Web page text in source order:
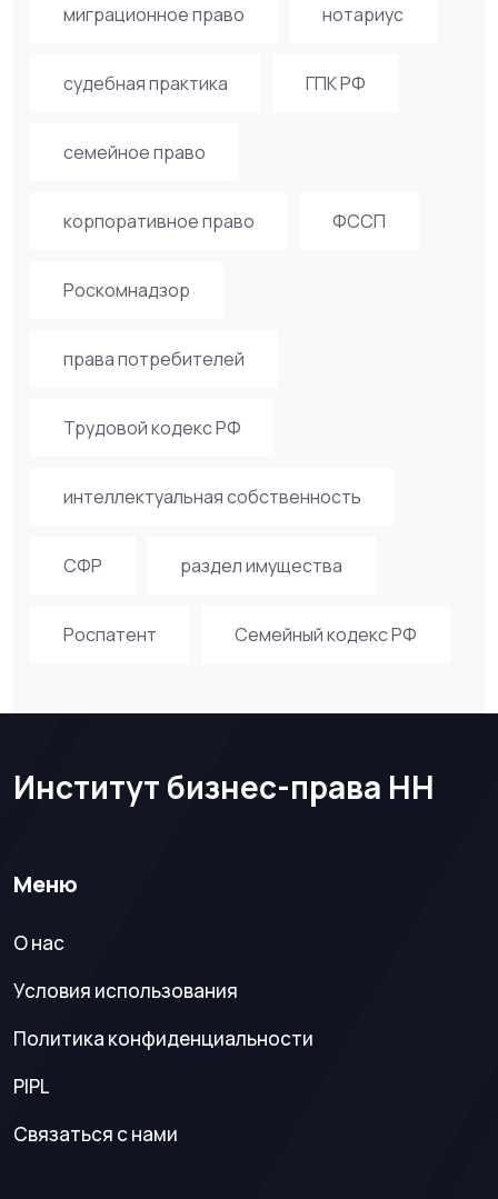
миграционное право нотариус
судебная практика ГПК РФ
семейное право
корпоративное право ФССП
Роскомнадзор
права потребителей
Трудовой кодекс РФ
интеллектуальная собственность
СФР раздел имущества
Роспатент Семейный кодекс РФ
Институт бизнес-права НН
Меню
О нас
Условия использования
Политика конфиденциальности
PIPL
Связаться с нами